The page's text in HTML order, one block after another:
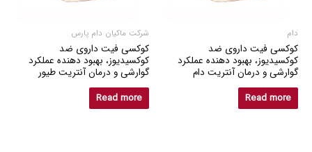
دام
کوکسی فیت داروی ضد
کوکسیدیوز، بهبود دهنده عملکرد
گوارشی و درمان آنتریت دام
Read more
شرکت ماکیان دام پارس
کوکسی فیت داروی ضد
کوکسیدیوز، بهبود دهنده عملکرد
گوارشی و درمان آنتریت طیور
Read more